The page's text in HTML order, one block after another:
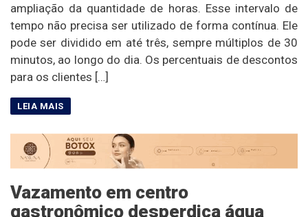
ampliação da quantidade de horas. Esse intervalo de
tempo não precisa ser utilizado de forma contínua. Ele
pode ser dividido em até três, sempre múltiplos de 30
minutos, ao longo do dia. Os percentuais de descontos
para os clientes […]
Vazamento em centro
gastronômico desperdiça água